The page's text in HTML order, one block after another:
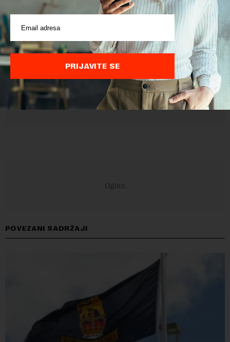
pravilima komentarisanja i pravilima korišćenja sajta.
Sajt je zaštićen pomocu reCaptcha i Google.
Google Politika
su primenjeni.
POVEZANI SADRŽAJI
PRIJAVITE SE